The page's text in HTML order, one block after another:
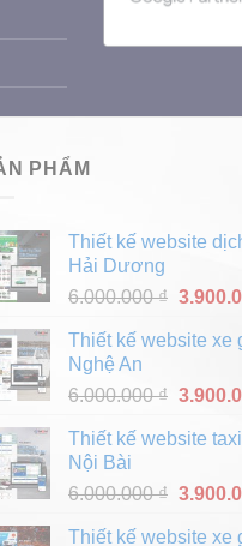
PHẨM
Thiết kế website
Hải Dương
6.000.000₫ Giá
là:
Thiết kế website xe
Nghệ An
6.000.000₫ Giá
là:
Thiết kế website
Nội Bài
6.000.000₫ Giá
Thiết kế website xe